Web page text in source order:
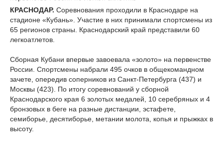
КРАСНОДАР. Соревнования проходили в Краснодаре на
стадионе «Кубань». Участие в них принимали спортсмены из
65 регионов страны. Краснодарский край представили 60
легкоатлетов.
Сборная Кубани впервые завоевала «золото» на первенстве
России. Спортсмены набрали 495 очков в общекомандном
зачете, опередив соперников из Санкт-Петербурга (437) и
Москвы (423). По итогу соревнований у сборной
Краснодарского края 6 золотых медалей, 10 серебряных и 4
бронзовых в беге на разные дистанции, эстафете,
семиборье, десятиборье, метании молота, копья и прыжках в
высоту.